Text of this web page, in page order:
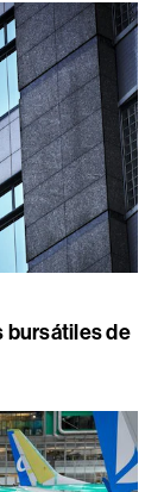
bursátiles de